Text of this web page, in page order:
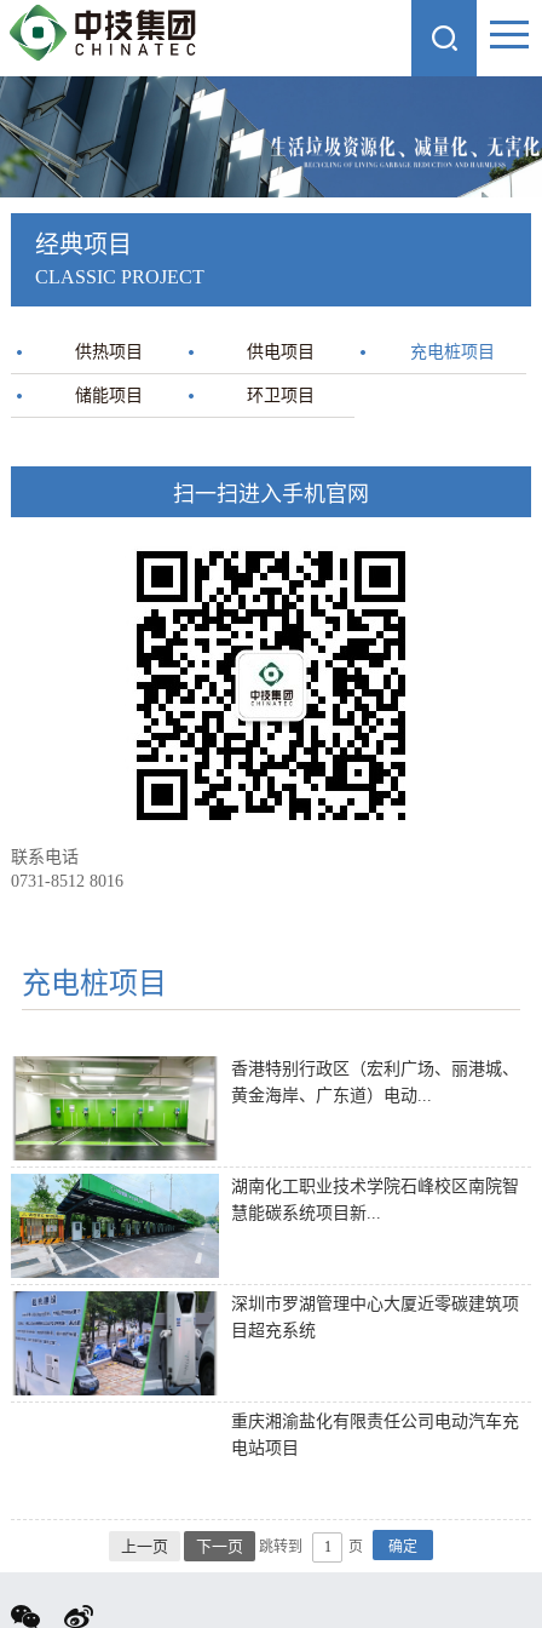
经典项目
CLASSIC PROJECT
供热项目 供电项目 充电桩项目
储能项目 环卫项目
扫一扫进入手机官网
联系电话
0731-8512 8016
充电桩项目
香港特别行政区（宏利广场、丽港城、
黄金海岸、广东道）电动...
湖南化工职业技术学院石峰校区南院智
慧能碳系统项目新...
深圳市罗湖管理中心大厦近零碳建筑项
目超充系统
重庆湘渝盐化有限责任公司电动汽车充
电站项目
上一页 下一页 跳转到 页